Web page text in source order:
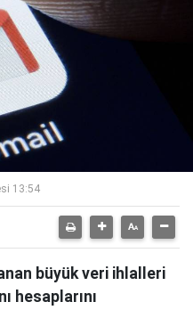
13:54
büyük veri ihlalleri
hesaplarını